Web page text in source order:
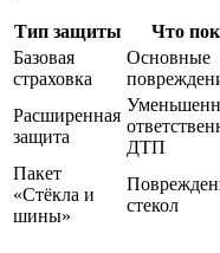
Тип защиты Что
Базовая
страховка
Основные
Расширенная
защита
ДТП
Пакет
«Стёкла и
шины»
стекол